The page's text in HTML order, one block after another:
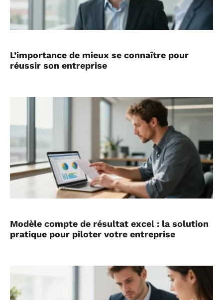
L’importance de mieux se connaître pour
réussir son entreprise
Modèle compte de résultat excel : la solution
pratique pour piloter votre entreprise